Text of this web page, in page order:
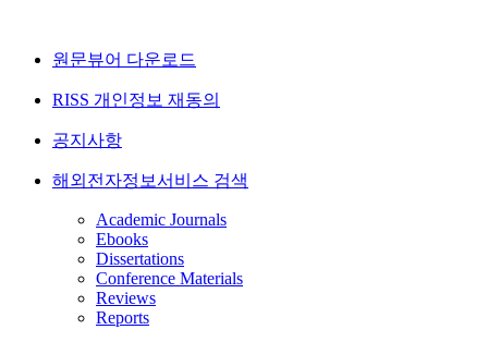
원문뷰어 다운로드
RISS 개인정보 재동의
공지사항
해외전자정보서비스 검색
Academic Journals
Ebooks
Dissertations
Conference Materials
Reviews
Reports